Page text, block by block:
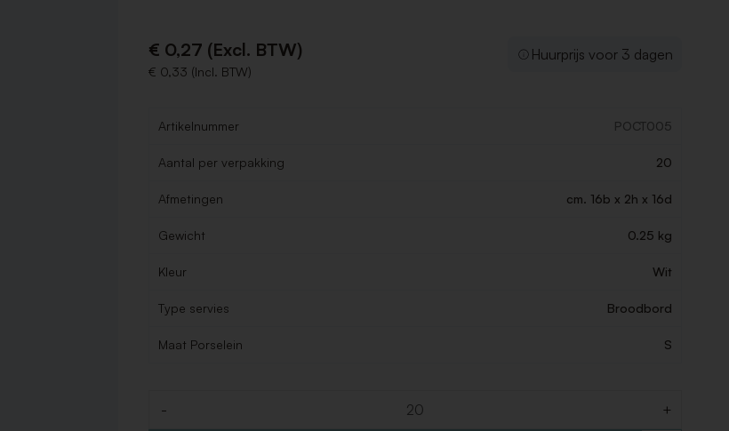
€ 0,27 (Excl. BTW)
€ 0,33 (Incl. BTW)
Huurprijs voor 3 dagen
Artikelnummer POCT005
Aantal per verpakking 20
Afmetingen cm. 16b x 2h x 16d
Gewicht 0.25 kg
Kleur Wit
Type servies Broodbord
Maat Porselein S
- +